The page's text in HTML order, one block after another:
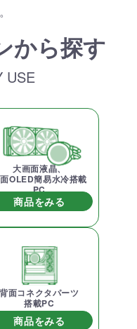
から探す
USE
大画面液晶、
OLED簡易水冷搭載
PC
商品をみる
背面コネクタパーツ
搭載PC
商品をみる